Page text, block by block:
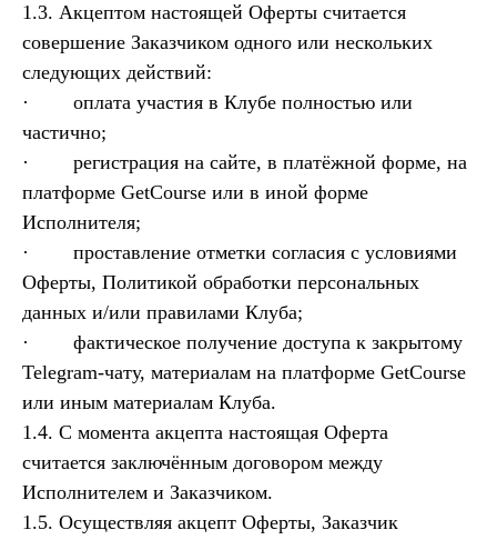
1.3. Акцептом настоящей Оферты считается
совершение Заказчиком одного или нескольких
следующих действий:
· оплата участия в Клубе полностью или
частично;
· регистрация на сайте, в платёжной форме, на
платформе GetCourse или в иной форме
Исполнителя;
· проставление отметки согласия с условиями
Оферты, Политикой обработки персональных
данных и/или правилами Клуба;
· фактическое получение доступа к закрытому
Telegram-чату, материалам на платформе GetCourse
или иным материалам Клуба.
1.4. С момента акцепта настоящая Оферта
считается заключённым договором между
Исполнителем и Заказчиком.
1.5. Осуществляя акцепт Оферты, Заказчик